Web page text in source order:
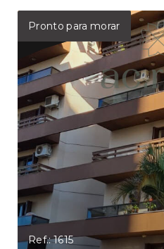
Pronto para morar
Ref.: 1615